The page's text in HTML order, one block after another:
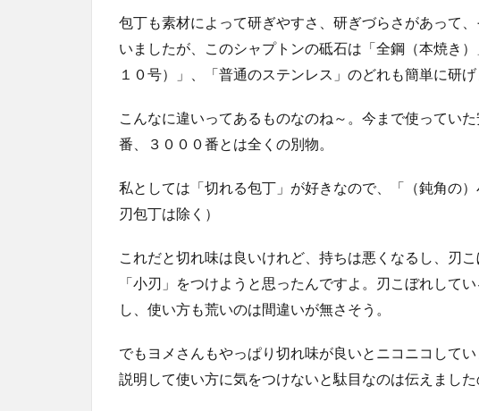
包丁も素材によって研ぎやすさ、研ぎづらさがあって
いましたが、このシャプトンの砥石は「全鋼（本焼き
１０号）」、「普通のステンレス」のどれも簡単に研げ
こんなに違いってあるものなのね～。今まで使ってい
番、３０００番とは全くの別物。
私としては「切れる包丁」が好きなので、「（鈍角の
刃包丁は除く）
これだと切れ味は良いけれど、持ちは悪くなるし、刃
「小刃」をつけようと思ったんですよ。刃こぼれして
し、使い方も荒いのは間違いが無さそう。
でもヨメさんもやっぱり切れ味が良いとニコニコして
説明して使い方に気をつけないと駄目なのは伝えました